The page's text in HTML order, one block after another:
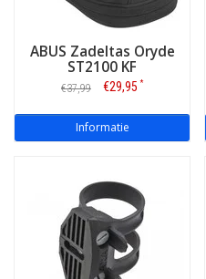
ABUS Zadeltas Oryde
ST2100 KF
€37,99 €29,95 *
Informatie